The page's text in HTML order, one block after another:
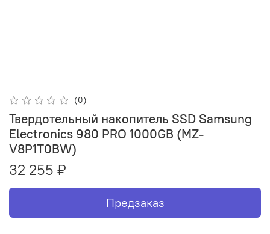
(0)
Твердотельный накопитель SSD Samsung
Electronics 980 PRO 1000GB (MZ-
V8P1T0BW)
32 255 ₽
Предзаказ